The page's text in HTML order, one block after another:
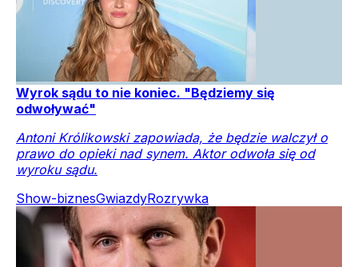
Wyrok sądu to nie koniec. "Będziemy się
odwoływać"
Antoni Królikowski zapowiada, że będzie walczył o
prawo do opieki nad synem. Aktor odwoła się od
wyroku sądu.
Show-biznesGwiazdyRozrywka